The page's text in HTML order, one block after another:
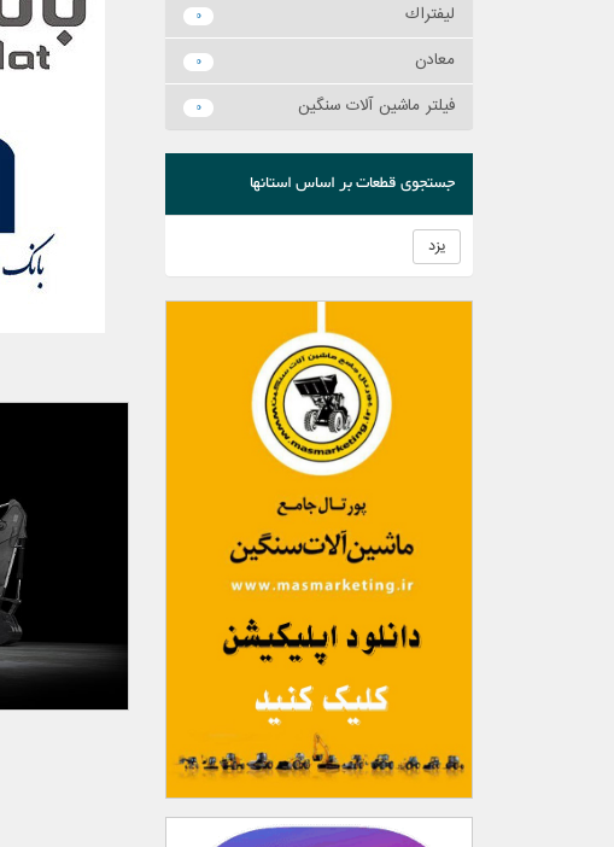
ليفتراك 0
معادن 0
فیلتر ماشین آلات سنگین 0
جستجوی قطعات بر اساس استانها
یزد